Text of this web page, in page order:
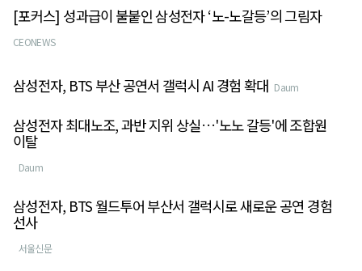
[포커스] 성과급이 불붙인 삼성전자 ‘노-노갈등’의 그림자
CEONEWS
삼성전자, BTS 부산 공연서 갤럭시 AI 경험 확대 Daum
삼성전자 최대노조, 과반 지위 상실…'노노 갈등'에 조합원
이탈
Daum
삼성전자, BTS 월드투어 부산서 갤럭시로 새로운 공연 경험
선사
서울신문